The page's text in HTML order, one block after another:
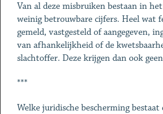
Van al deze misbruiken bestaan in
weinig betrouwbare cijfers. Heel wat
gemeld, vastgesteld of aangegeven,
van afhankelijkheid of de
slachtoffer. Deze krijgen dan ook
***
Welke juridische bescherming bestaat